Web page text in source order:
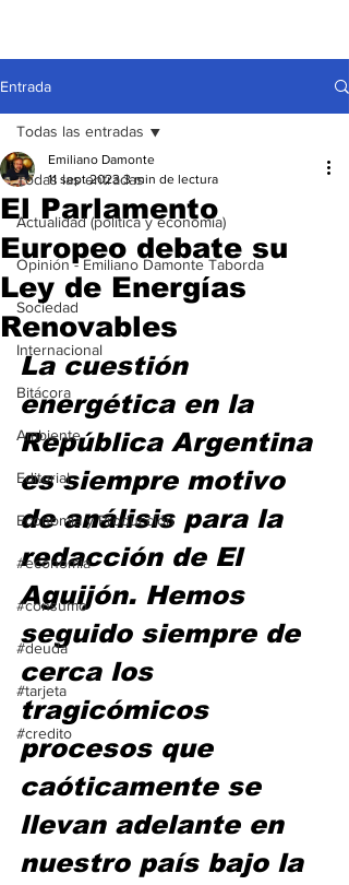
Entrada
Todas las entradas
Actualidad (política y economía)
Opinión - Emiliano Damonte Taborda
Sociedad
Internacional
Bitácora
Ambiente
Editorial
Economía y Producción
#economia
#consumo
#deuda
#tarjeta
#credito
Todas las entradas
El Parlamento
Europeo debate su
Ley de Energías
Renovables
Emiliano Damonte
11 sept 2023 3 min de lectura
La cuestión
energética en la
República Argentina
es siempre motivo
de análisis para la
redacción de El
Aguijón. Hemos
seguido siempre de
cerca los
tragicómicos
procesos que
caóticamente se
llevan adelante en
nuestro país bajo la